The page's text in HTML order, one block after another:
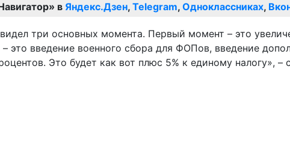
в Яндекс.Дзен, Telegram, Одноклассниках,
три основных момента. Первый момент – это
это введение военного сбора для ФОПов, введение
Это будет как вот плюс 5% к единому налогу», –